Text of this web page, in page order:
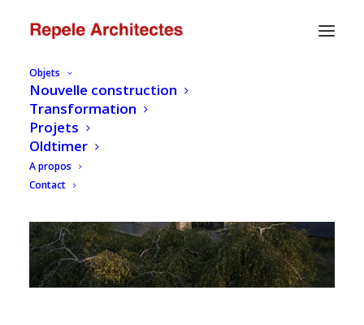
Objets
Nouvelle construction
Transformation
Projets
Oldtimer
A propos
Contact